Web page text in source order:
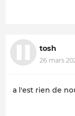
tosh
26 mars
a l'est rien de